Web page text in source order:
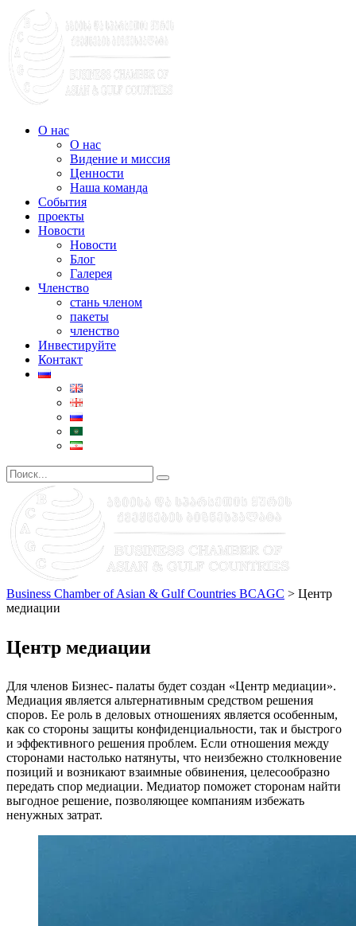
О нас
О нас
Видение и миссия
Ценности
Наша команда
События
проекты
Новости
Новости
Блог
Галерея
Членство
стань членом
пакеты
членство
Инвестируйте
Контакт
Business Chamber of Asian & Gulf Countries BCAGC > Центр
медиации
Центр медиации
Для членов Бизнес- палаты будет создан «Центр медиации».
Медиация является альтернативным средством решения
споров. Ее роль в деловых отношениях является особенным,
как со стороны защиты конфиденциальности, так и быстрого
и эффективного решения проблем. Если отношения между
сторонами настолько натянуты, что неизбежно столкновение
позиций и возникают взаимные обвинения, целесообразно
передать спор медиации. Медиатор поможет сторонам найти
выгодное решение, позволяющее компаниям избежать
ненужных затрат.